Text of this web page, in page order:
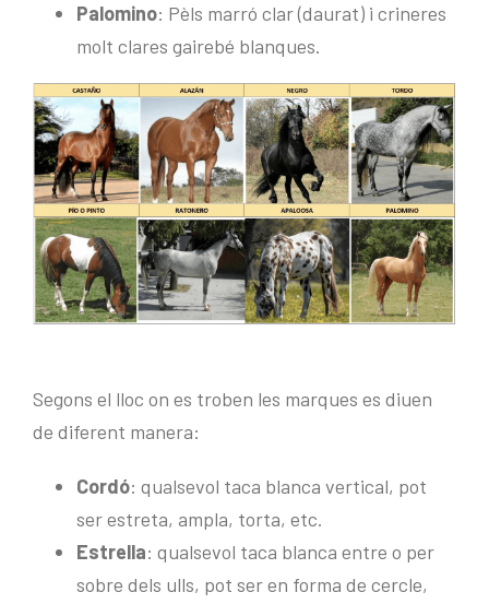
Palomino: Pèls marró clar (daurat) i crineres
molt clares gairebé blanques.
Segons el lloc on es troben les marques es diuen
de diferent manera:
Cordó: qualsevol taca blanca vertical, pot
ser estreta, ampla, torta, etc.
Estrella: qualsevol taca blanca entre o per
sobre dels ulls, pot ser en forma de cercle,